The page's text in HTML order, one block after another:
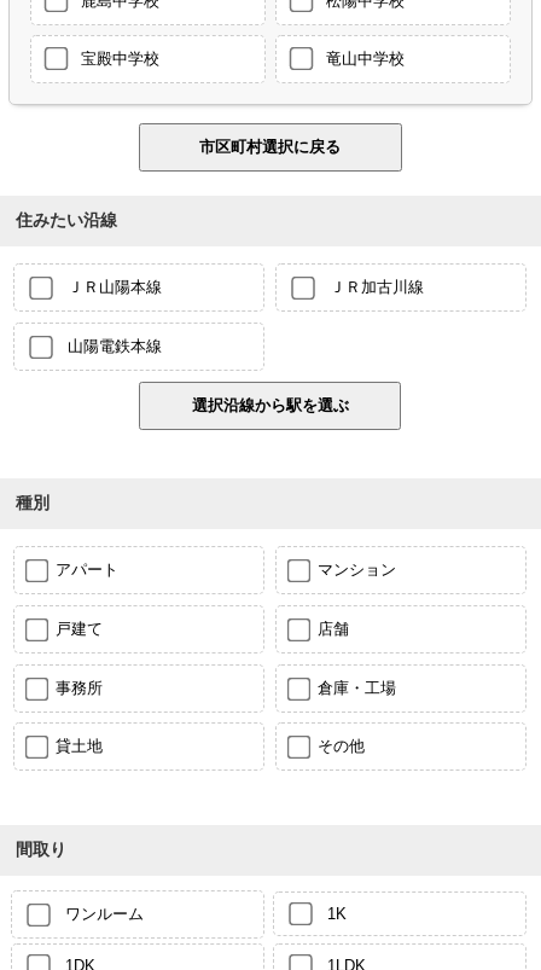
宝殿中学校 竜山中学校
住みたい沿線
ＪＲ山陽本線 ＪＲ加古川線
山陽電鉄本線
種別
アパート マンション
戸建て 店舗
事務所 倉庫・工場
貸土地 その他
間取り
ワンルーム 1K
1DK 1LDK